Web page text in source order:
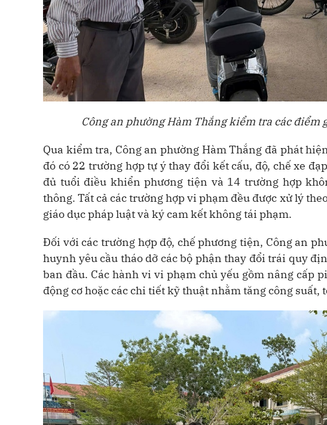
Công an phường Hàm Thắng kiểm tra các
Qua kiểm tra, Công an phường Hàm Thắng đã phát
đó có 22 trường hợp tự ý thay đổi kết cấu, độ, chế xe
đủ tuổi điều khiển phương tiện và 14 trường hợp
thông. Tất cả các trường hợp vi phạm đều được xử lý
giáo dục pháp luật và ký cam kết không tái phạm.
Đối với các trường hợp độ, chế phương tiện, Công an
huynh yêu cầu tháo dỡ các bộ phận thay đổi trái quy
ban đầu. Các hành vi vi phạm chủ yếu gồm nâng cấp
động cơ hoặc các chi tiết kỹ thuật nhằm tăng công suất,